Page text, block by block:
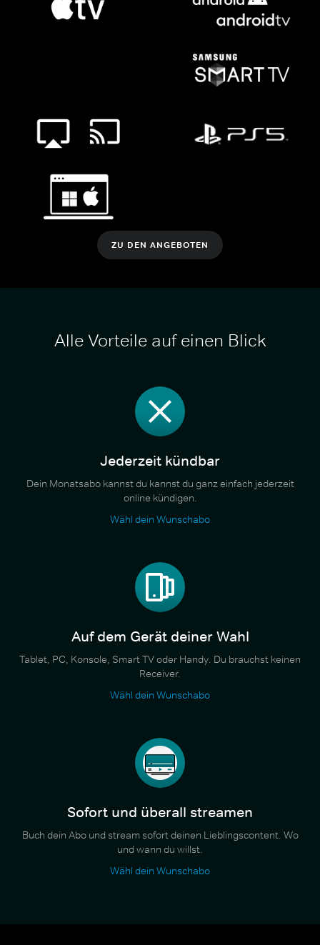
ZU DEN ANGEBOTEN
Alle Vorteile auf einen Blick
Jederzeit kündbar
Dein Monatsabo kannst du kannst du ganz einfach jederzeit
online kündigen.
Wähl dein Wunschabo
Auf dem Gerät deiner Wahl
Tablet, PC, Konsole, Smart TV oder Handy. Du brauchst keinen
Receiver.
Wähl dein Wunschabo
Sofort und überall streamen
Buch dein Abo und stream sofort deinen Lieblingscontent. Wo
und wann du willst.
Wähl dein Wunschabo